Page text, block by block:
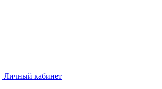
Личный кабинет